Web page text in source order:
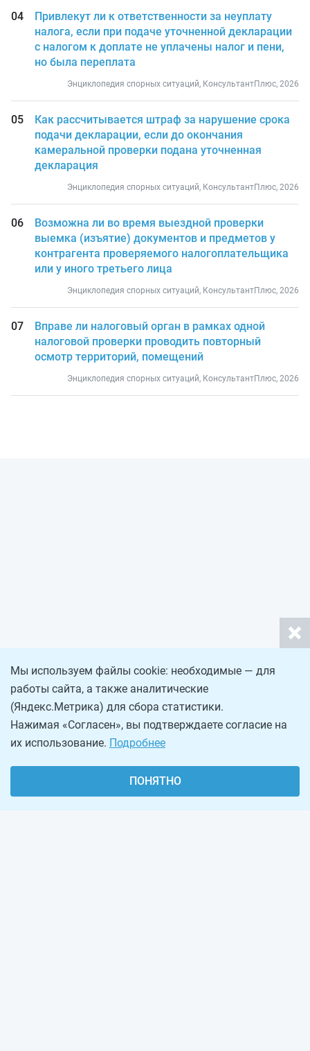
Привлекут ли к ответственности за неуплату
налога, если при подаче уточненной декларации
с налогом к доплате не уплачены налог и пени,
но была переплата
Энциклопедия спорных ситуаций, КонсультантПлюс, 2026
Как рассчитывается штраф за нарушение срока
подачи декларации, если до окончания
камеральной проверки подана уточненная
декларация
Энциклопедия спорных ситуаций, КонсультантПлюс, 2026
Возможна ли во время выездной проверки
выемка (изъятие) документов и предметов у
контрагента проверяемого налогоплательщика
или у иного третьего лица
Энциклопедия спорных ситуаций, КонсультантПлюс, 2026
Вправе ли налоговый орган в рамках одной
налоговой проверки проводить повторный
осмотр территорий, помещений
Энциклопедия спорных ситуаций, КонсультантПлюс, 2026
Мы используем файлы cookie: необходимые — для
работы сайта, а также аналитические
(Яндекс.Метрика) для сбора статистики.
Нажимая «Согласен», вы подтверждаете согласие на
их использование. Подробнее
ПОНЯТНО